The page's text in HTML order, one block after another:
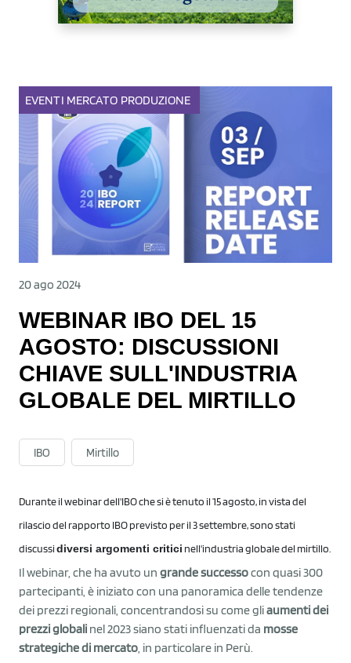
EVENTI MERCATO PRODUZIONE
20 ago 2024
WEBINAR IBO DEL 15
AGOSTO: DISCUSSIONI
CHIAVE SULL'INDUSTRIA
GLOBALE DEL MIRTILLO
IBO Mirtillo
Durante il webinar dell'IBO che si è tenuto il 15 agosto, in vista del
rilascio del rapporto IBO previsto per il 3 settembre, sono stati
discussidiversi argomenti critici nell'industria globale del mirtillo.
Il webinar, che ha avuto un grande successocon quasi 300
partecipanti, è iniziato con una panoramica delle tendenze
dei prezzi regionali, concentrandosi su come gliaumenti dei
prezzi globali nel 2023 siano stati influenzati da mosse
strategiche di mercato , in particolare in Perù.